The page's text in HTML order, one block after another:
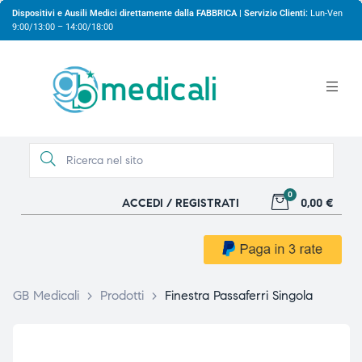
Dispositivi e Ausili Medici direttamente dalla FABBRICA | Servizio Clienti: Lun-Ven
9:00/13:00 – 14:00/18:00
ACCEDI / REGISTRATI
0
0,00 €
GB Medicali > Prodotti > Finestra Passaferri Singola